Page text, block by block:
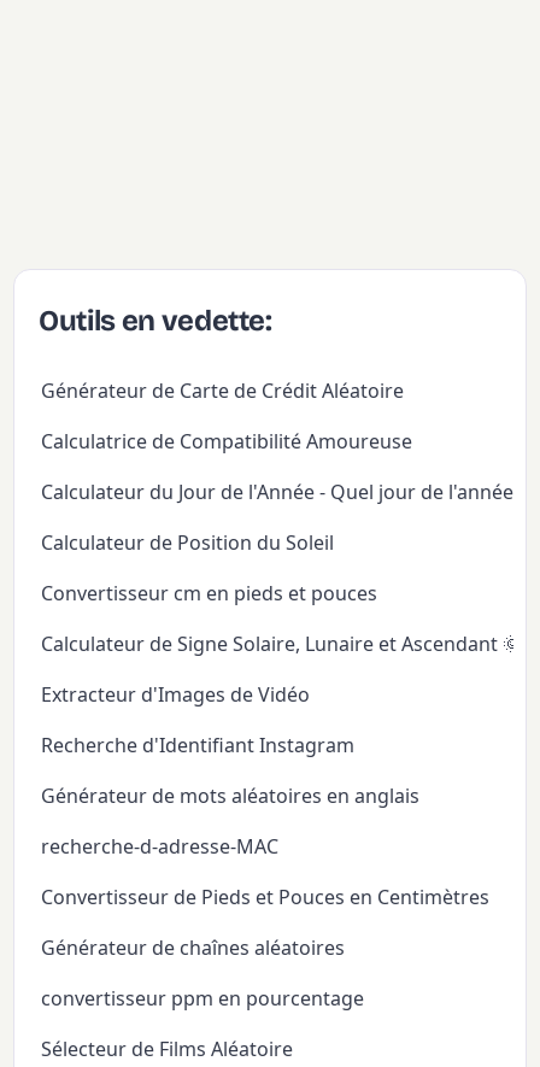
Outils en vedette:
Générateur de Carte de Crédit Aléatoire
Calculatrice de Compatibilité Amoureuse
Calculateur du Jour de l'Année - Quel jour de l'année
Calculateur de Position du Soleil
Convertisseur cm en pieds et pouces
Calculateur de Signe Solaire, Lunaire et Ascendant
Extracteur d'Images de Vidéo
Recherche d'Identifiant Instagram
Générateur de mots aléatoires en anglais
recherche-d-adresse-MAC
Convertisseur de Pieds et Pouces en Centimètres
Générateur de chaînes aléatoires
convertisseur ppm en pourcentage
Sélecteur de Films Aléatoire